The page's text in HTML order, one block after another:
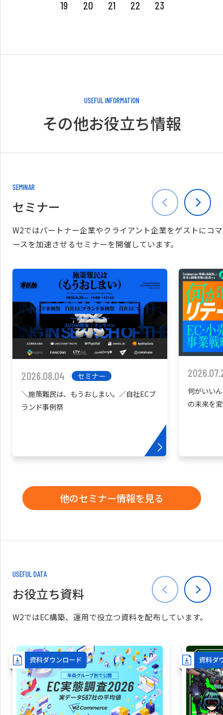
19
20 21 22 23
USEFUL INFORMATION
その他お役立ち情報
SEMINAR
セミナー
W2ではパートナー企業やクライアント企業をゲストにコマ
ースを加速させるセミナーを開催しています。
2026.08.04
セミナー
＼施策難民は、もうおしまい。／自社ECブ
ランド事例祭
何がいい
の未来を
他のセミナー情報を見る
USEFUL DATA
お役立ち資料
W2ではEC構築、運用で役立つ資料を配布しています。